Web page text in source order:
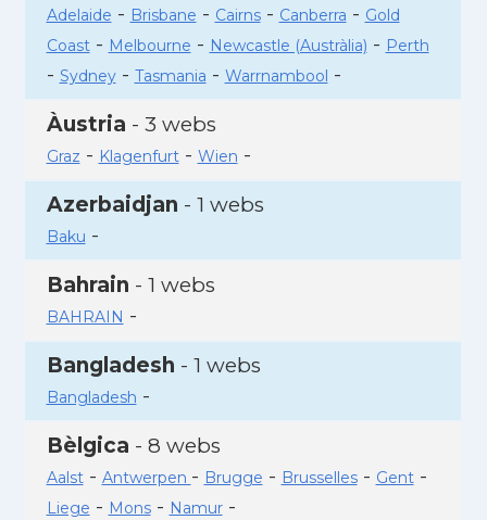
Adelaide - Brisbane - Cairns- Canberra - Gold
Coast- Melbourne - Newcastle (Austràlia) - Perth
- Sydney- Tasmania - Warrnambool -
Àustria - 3 webs
Graz - Klagenfurt- Wien -
Azerbaidjan - 1 webs
Baku -
Bahrain - 1 webs
BAHRAIN -
Bangladesh - 1 webs
Bangladesh -
Bèlgica - 8 webs
Aalst- Antwerpen - Brugge - Brusselles- Gent-
Liege - Mons- Namur-